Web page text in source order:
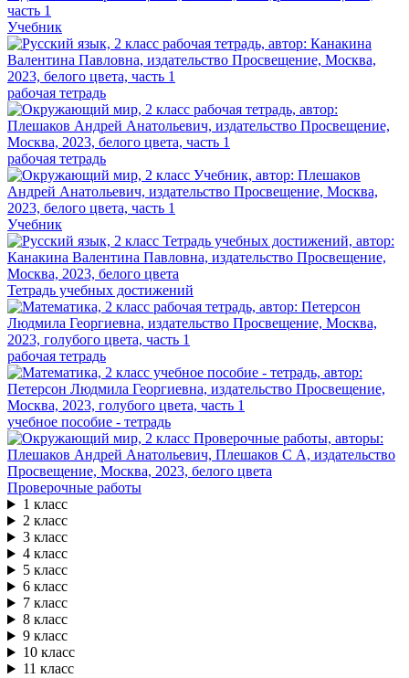
Учебник
рабочая тетрадь
рабочая тетрадь
Учебник
Тетрадь учебных достижений
рабочая тетрадь
учебное пособие - тетрадь
Проверочные работы
1 класс
2 класс
3 класс
4 класс
5 класс
6 класс
7 класс
8 класс
9 класс
10 класс
11 класс